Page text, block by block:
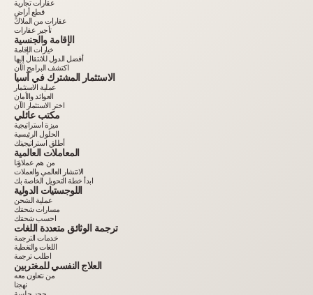
عقارات تجارية
قطع أراضٍ
عقارات من الملاك
تأجير عقارات
الإقامة والجنسية
خيارات الإقامة
أفضل الدول للانتقال إليها
اكتشف البرامج الآن
الاستثمار المشترك في آسيا
عملية الاستثمار
العوائد والأمان
اختر الاستثمار الآن
مكتب عائلي
ميزة استراتيجية
الحلول الرئيسية
أطلق استراتيجيتك
المعاملات العالمية
من هم عملاؤنا
الانتشار العالمي والعملات
ابدأ خطة التحويل الخاصة بك
اللوجستيات الدولية
عملية الشحن
مسارات شحنتك
احسب شحنتك
ترجمة الوثائق متعددة اللغات
خدمات الترجمة
اللغات والتغطية
اطلب ترجمة
العلاج النفسي للمغتربين
من نتعاون معه
نهجنا